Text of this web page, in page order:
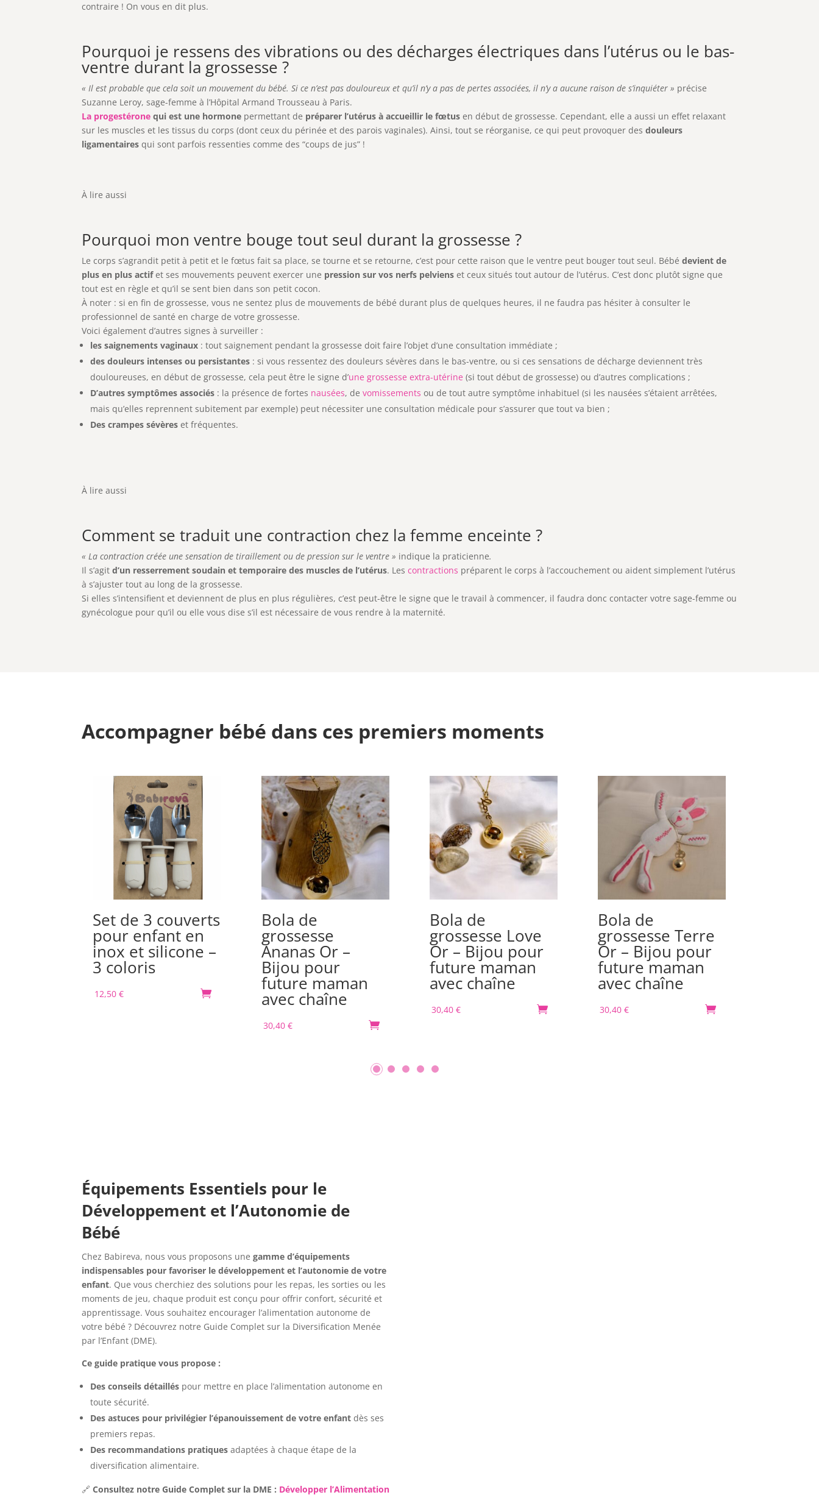
contraire ! On vous en dit plus.
Pourquoi je ressens des vibrations ou des décharges électriques dans l’utérus ou le bas-
ventre durant la grossesse ?
« Il est probable que cela soit un mouvement du bébé. Si ce n’est pas douloureux et qu’il n’y a pas de pertes associées, il n’y a aucune raison de s’inquiéter » précise
Suzanne Leroy, sage-femme à l’Hôpital Armand Trousseau à Paris.
La progestérone qui est une hormone permettant de préparer l’utérus à accueillir le fœtus en début de grossesse. Cependant, elle a aussi un effet relaxant
sur les muscles et les tissus du corps (dont ceux du périnée et des parois vaginales). Ainsi, tout se réorganise, ce qui peut provoquer desdouleurs
ligamentaires qui sont parfois ressenties comme des “coups de jus” !
À lire aussi
Pourquoi mon ventre bouge tout seul durant la grossesse ?
Le corps s’agrandit petit à petit et le fœtus fait sa place, se tourne et se retourne, c’est pour cette raison que le ventre peut bouger tout seul. Bébédevient de
plus en plus actifet ses mouvements peuvent exercer une pression sur vos nerfs pelviens et ceux situés tout autour de l’utérus. C’est donc plutôt signe que
tout est en règle et qu’il se sent bien dans son petit cocon.
À noter : si en fin de grossesse, vous ne sentez plus de mouvements de bébé durant plus de quelques heures, il ne faudra pas hésiter à consulter le
professionnel de santé en charge de votre grossesse.
Voici également d’autres signes à surveiller :
les saignements vaginaux : tout saignement pendant la grossesse doit faire l’objet d’une consultation immédiate ;
des douleurs intenses ou persistantes : si vous ressentez des douleurs sévères dans le bas-ventre, ou si ces sensations de décharge deviennent très
douloureuses, en début de grossesse, cela peut être le signe d’une grossesse extra-utérine (si tout début de grossesse) ou d’autres complications ;
D’autres symptômes associés : la présence de fortes nausées, devomissements ou de tout autre symptôme inhabituel (si les nausées s’étaient arrêtées,
mais qu’elles reprennent subitement par exemple) peut nécessiter une consultation médicale pour s’assurer que tout va bien ;
Des crampes sévères et fréquentes.
À lire aussi
Comment se traduit une contraction chez la femme enceinte ?
« La contraction créée une sensation de tiraillement ou de pression sur le ventre » indique la praticienne.
Il s’agitd’un resserrement soudain et temporaire des muscles de l’utérus. Lescontractions préparent le corps à l’accouchement ou aident simplement l’utérus
à s’ajuster tout au long de la grossesse.
Si elles s’intensifient et deviennent de plus en plus régulières, c’est peut-être le signe que le travail à commencer, il faudra donc contacter votre sage-femme ou
gynécologue pour qu’il ou elle vous dise s’il est nécessaire de vous rendre à la maternité.
Accompagner bébé dans ces premiers moments
Set de 3 couverts
pour enfant en
inox et silicone –
3 coloris
12,50€ 
Bola de
grossesse
Ananas Or –
Bijou pour
future maman
avec chaîne
30,40 € 
Bola de
grossesse Love
Or – Bijou pour
future maman
avec chaîne
30,40 € 
Bola de
grossesse Terre
Or – Bijou pour
future maman
avec chaîne
30,40€ 
Équipements Essentiels pour le
Développement et l’Autonomie de
Bébé
Chez Babireva, nous vous proposons unegamme d’équipements
indispensables pour favoriser le développement et l’autonomie de votre
enfant. Que vous cherchiez des solutions pour les repas, les sorties ou les
moments de jeu, chaque produit est conçu pour offrir confort, sécurité et
apprentissage. Vous souhaitez encourager l’alimentation autonome de
votre bébé ? Découvrez notre Guide Complet sur la Diversification Menée
par l’Enfant (DME).
Ce guide pratique vous propose :
Des conseils détaillés pour mettre en place l’alimentation autonome en
toute sécurité.
Des astuces pour privilégier l’épanouissement de votre enfant dès ses
premiers repas.
Des recommandations pratiques adaptées à chaque étape de la
diversification alimentaire.
🔗Consultez notre Guide Complet sur la DME : Développer l’Alimentation